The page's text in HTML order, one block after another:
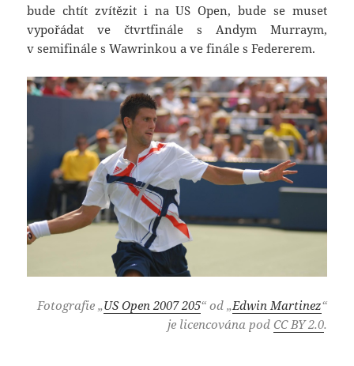
bude chtít zvítězit i na US Open, bude se muset
vypořádat ve čtvrtfinále s Andym Murraym,
v semifinále s Wawrinkou a ve finále s Federerem.
Fotografie „US Open 2007 205“ od „Edwin Martinez“
je licencována pod CC BY 2.0.